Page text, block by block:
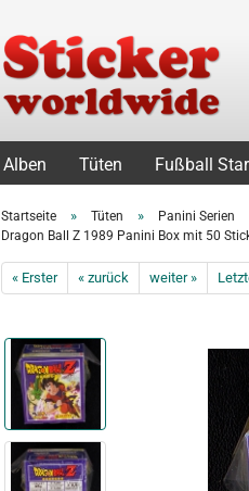
Alben Tüten Fußball
Startseite » Tüten » Panini Serien
Dragon Ball Z 1989 Panini Box mit 50
« Erster « zurück weiter »